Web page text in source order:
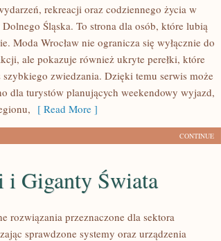
rekreacji oraz codziennego życia w
Śląska. To strona dla osób, które lubią
Moda Wrocław nie ogranicza się wyłącznie do
ale pokazuje również ukryte perełki, które
szybkiego zwiedzania. Dzięki temu serwis może
dla turystów planujących weekendowy wyjazd,
[ Read More ]
CONTINUE
i Giganty Świata
rozwiązania przeznaczone dla sektora
sprawdzone systemy oraz urządzenia